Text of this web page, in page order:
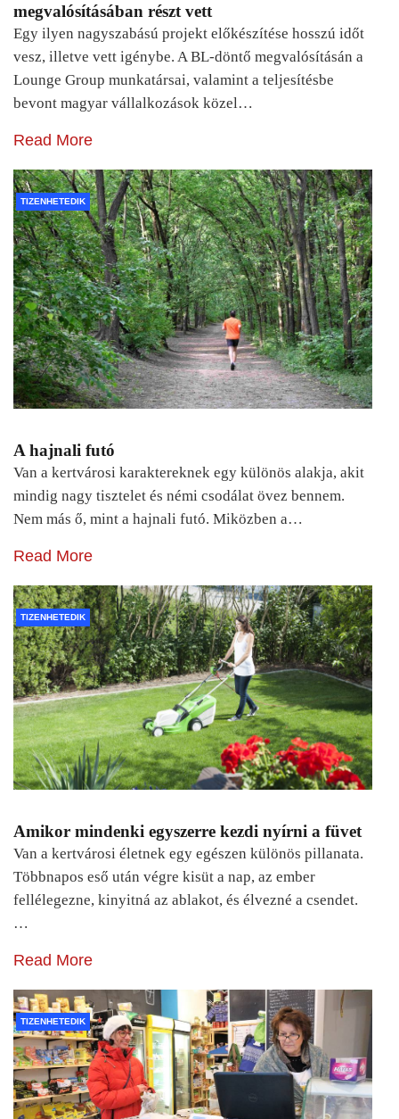
megvalósításában részt vett
Egy ilyen nagyszabású projekt előkészítése hosszú időt
vesz, illetve vett igénybe. A BL-döntő megvalósításán a
Lounge Group munkatársai, valamint a teljesítésbe
bevont magyar vállalkozások közel…
Read More
TIZENHETEDIK
A hajnali futó
Van a kertvárosi karaktereknek egy különös alakja, akit
mindig nagy tisztelet és némi csodálat övez bennem.
Nem más ő, mint a hajnali futó. Miközben a…
Read More
TIZENHETEDIK
Amikor mindenki egyszerre kezdi nyírni a füvet
Van a kertvárosi életnek egy egészen különös pillanata.
Többnapos eső után végre kisüt a nap, az ember
fellélegezne, kinyitná az ablakot, és élvezné a csendet.
…
Read More
TIZENHETEDIK